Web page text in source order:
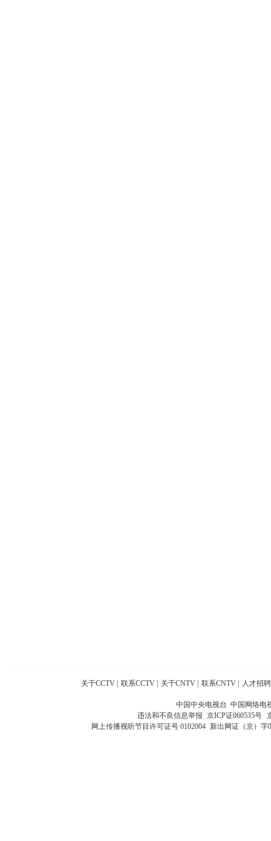
关于CCTV 联系CCTV 关于CNTV 联系CNTV 人才招聘
中国中央电视台 中国网络电
违法和不良信息举报 京ICP证060535号
网上传播视听节目许可证号 0102004 新出网证（京）